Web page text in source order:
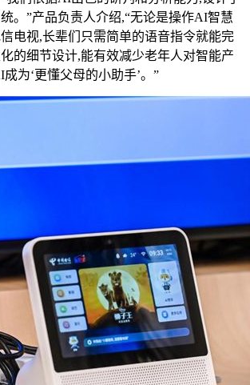
。”产品负责人介绍,“无论是操作AI智慧
电视,长辈们只需简单的语音指令就能完
的细节设计,能有效减少老年人对智能产
为‘更懂父母的小助手’。”